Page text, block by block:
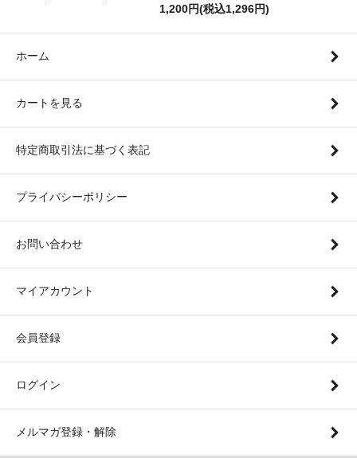
1,200円(税込1,296円)
ホーム
カートを見る
特定商取引法に基づく表記
プライバシーポリシー
お問い合わせ
マイアカウント
会員登録
ログイン
メルマガ登録・解除